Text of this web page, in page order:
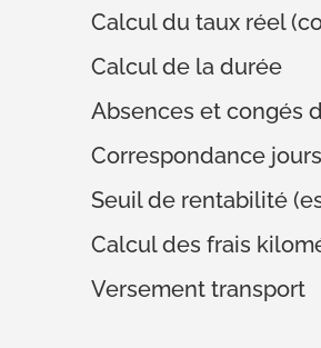
Calcul du taux réel
Calcul de la durée
Absences et congés
Correspondance
Seuil de rentabilité
Calcul des frais
Versement transport